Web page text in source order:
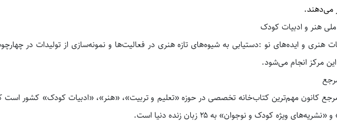
می‌دهند.
ملی هنر و ادبیات کودک
هنری و ایده‌های نو :دستیابی به شیوه‌های تازه هنری در فعالیت‌ها و نمونه‌سازی از تولیدات در
مرکز انجام می‌شود.
مرجع کانون مهم‌‌ترین کتاب‌خانه‌ تخصصی در حوزه «تعلیم و تربیت»، «هنر»، «ادبیات کودک» کشور است که
ویژه کودک و نوجوان» به ۲۵ زبان زنده دنیا است.